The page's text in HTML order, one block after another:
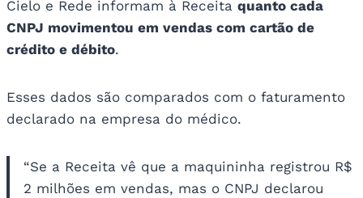
Cielo e Rede informam à Receita quanto cada
CNPJ movimentou em vendas com cartão de
crédito e débito.
Esses dados são comparados com o faturamento
declarado na empresa do médico.
“Se a Receita vê que a maquininha registrou R$
2 milhões em vendas, mas o CNPJ declarou